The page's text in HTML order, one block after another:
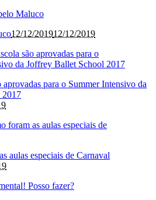
12/12/201912/12/2019
aprovadas para o Summer Intensivo da
2017
aulas especiais de Carnaval